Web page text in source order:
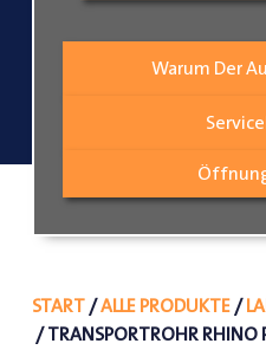
Warum Der
START/ALLE PRODUKTE/
/ TRANSPORTROHR RHINO